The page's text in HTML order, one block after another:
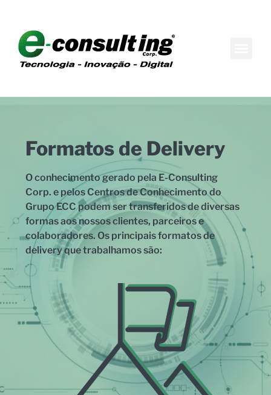
Formatos de Delivery
O conhecimento gerado pela E-Consulting
Corp. e pelos Centros de Conhecimento do
Grupo ECC podem ser transferidos de diversas
formas aos nossos clientes, parceiros e
colaboradores. Os principais formatos de
delivery que trabalhamos são: